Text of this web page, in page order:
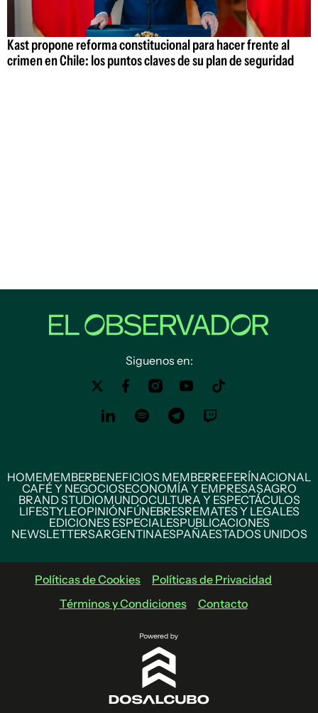
Kast propone reforma constitucional para hacer frente al
crimen en Chile: los puntos claves de su plan de seguridad
Siguenos en:
HOMEMEMBERBENEFICIOS MEMBERREFERÍNACIONAL
CAFÉ Y NEGOCIOSECONOMÍA Y EMPRESASAGRO
BRAND STUDIOMUNDOCULTURA Y ESPECTÁCULOS
LIFESTYLEOPINIÓNFÚNEBRESREMATES Y LEGALES
EDICIONES ESPECIALESPUBLICACIONES
NEWSLETTERSARGENTINAESPAÑAESTADOS UNIDOS
Políticas de Cookies
Políticas de Privacidad
Términos y Condiciones
Contacto